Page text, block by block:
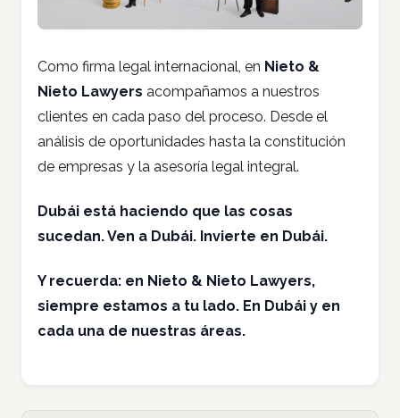
Como firma legal internacional, en Nieto &
Nieto Lawyers acompañamos a nuestros
clientes en cada paso del proceso. Desde el
análisis de oportunidades hasta la constitución
de empresas y la asesoría legal integral.
Dubái está haciendo que las cosas
sucedan. Ven a Dubái. Invierte en Dubái.
Y recuerda: en Nieto & Nieto Lawyers,
siempre estamos a tu lado. En Dubái y en
cada una de nuestras áreas.